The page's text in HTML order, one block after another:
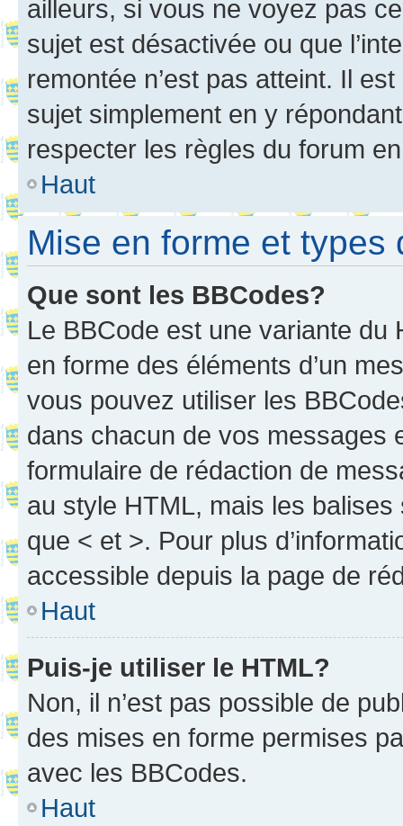
ailleurs, si vous ne voyez pas
sujet est désactivée ou que
remontée n’est pas atteint. Il
sujet simplement en y
respecter les règles du forum
Haut
Mise en forme et types
Que sont les BBCodes?
Le BBCode est une variante du
en forme des éléments d’un
vous pouvez utiliser les
dans chacun de vos messages
formulaire de rédaction de
au style HTML, mais les
que < et >. Pour plus
accessible depuis la page de
Haut
Puis-je utiliser le HTML?
Non, il n’est pas possible de
des mises en forme permises
avec les BBCodes.
Haut